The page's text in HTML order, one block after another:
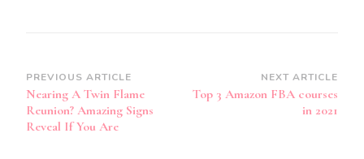
Post
Navigation
PREVIOUS ARTICLE
Nearing A Twin Flame
Reunion? Amazing Signs
Reveal If You Are
NEXT ARTICLE
Top 3 Amazon FBA courses
in 2021